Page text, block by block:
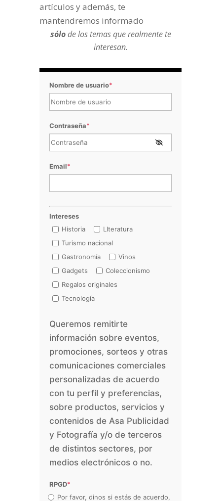
artículos y además, te
mantendremos informado
sólode los temas que realmente te
interesan.
Nombre de usuario*
Contraseña*
Email*
Intereses
Historia
LIteratura
Turismo nacional
Gastronomía
Vinos
Gadgets
Coleccionismo
Regalos originales
Tecnología
Queremos remitirte
información sobre eventos,
promociones, sorteos y otras
comunicaciones comerciales
personalizadas de acuerdo
con tu perfil y preferencias,
sobre productos, servicios y
contenidos de Asa Publicidad
y Fotografía y/o de terceros
de distintos sectores, por
medios electrónicos o no.
RPGD*
Por favor, dinos si estás de acuerdo,